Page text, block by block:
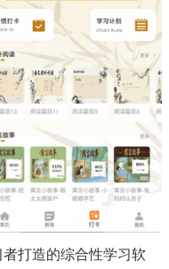
打造的综合性学习软